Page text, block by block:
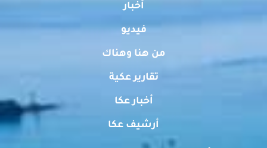
أخبار
فيديو
من هنا وهناك
تقارير عكية
أخبار عكا
أرشيف عكا